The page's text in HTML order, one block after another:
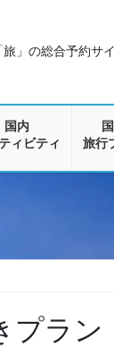
旅」の総合予約サ
国内
ィビティ
旅行
プラン